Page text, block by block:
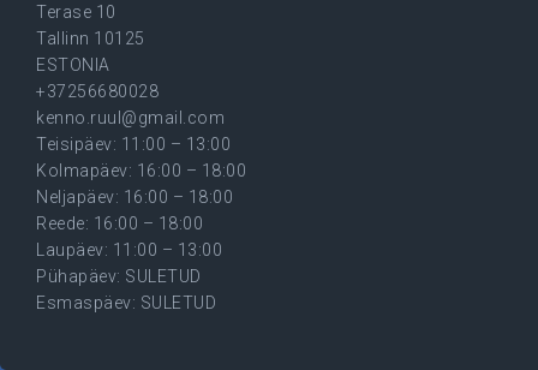
Terase 10
Tallinn 10125
ESTONIA
+37256680028
kenno.ruul@gmail.com
Teisipäev: 11:00 – 13:00
Kolmapäev: 16:00 – 18:00
Neljapäev: 16:00 – 18:00
Reede: 16:00 – 18:00
Laupäev: 11:00 – 13:00
Pühapäev: SULETUD
Esmaspäev: SULETUD